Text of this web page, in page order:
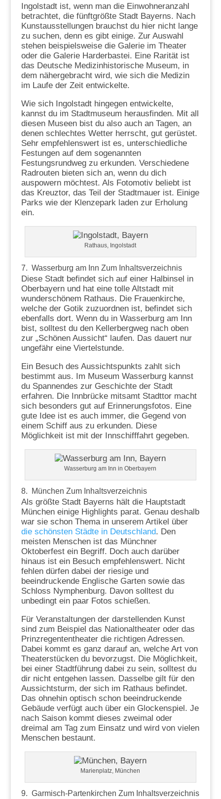
Ingolstadt ist, wenn man die Einwohneranzahl
betrachtet, die fünftgrößte Stadt Bayerns. Nach
Kunstausstellungen brauchst du hier nicht lange
zu suchen, denn es gibt einige. Zur Auswahl
stehen beispielsweise die Galerie im Theater
oder die Galerie Harderbastei. Eine Rarität ist
das Deutsche Medizinhistorische Museum, in
dem nähergebracht wird, wie sich die Medizin
im Laufe der Zeit entwickelte.
Wie sich Ingolstadt hingegen entwickelte,
kannst du im Stadtmuseum herausfinden. Mit all
diesen Museen bist du also auch an Tagen, an
denen schlechtes Wetter herrscht, gut gerüstet.
Sehr empfehlenswert ist es, unterschiedliche
Festungen auf dem sogenannten
Festungsrundweg zu erkunden. Verschiedene
Radrouten bieten sich an, wenn du dich
auspowern möchtest. Als Fotomotiv beliebt ist
das Kreuztor, das Teil der Stadtmauer ist. Einige
Parks wie der Klenzepark laden zur Erholung
ein.
Rathaus, Ingolstadt
7. Wasserburg am Inn Zum Inhaltsverzeichnis
Diese Stadt befindet sich auf einer Halbinsel in
Oberbayern und hat eine tolle Altstadt mit
wunderschönem Rathaus. Die Frauenkirche,
welche der Gotik zuzuordnen ist, befindet sich
ebenfalls dort. Wenn du in Wasserburg am Inn
bist, solltest du den Kellerbergweg nach oben
zur „Schönen Aussicht“ laufen. Das dauert nur
ungefähr eine Viertelstunde.
Ein Besuch des Aussichtspunkts zahlt sich
bestimmt aus. Im Museum Wasserburg kannst
du Spannendes zur Geschichte der Stadt
erfahren. Die Innbrücke mitsamt Stadttor macht
sich besonders gut auf Erinnerungsfotos. Eine
gute Idee ist es auch immer, die Gegend von
einem Schiff aus zu erkunden. Diese
Möglichkeit ist mit der Innschifffahrt gegeben.
Wasserburg am Inn in Oberbayern
8. München Zum Inhaltsverzeichnis
Als größte Stadt Bayerns hält die Hauptstadt
München einige Highlights parat. Genau deshalb
war sie schon Thema in unserem Artikel über
die schönsten Städte in Deutschland. Den
meisten Menschen ist das Münchner
Oktoberfest ein Begriff. Doch auch darüber
hinaus ist ein Besuch empfehlenswert. Nicht
fehlen dürfen dabei der riesige und
beeindruckende Englische Garten sowie das
Schloss Nymphenburg. Davon solltest du
unbedingt ein paar Fotos schießen.
Für Veranstaltungen der darstellenden Kunst
sind zum Beispiel das Nationaltheater oder das
Prinzregententheater die richtigen Adressen.
Dabei kommt es ganz darauf an, welche Art von
Theaterstücken du bevorzugst. Die Möglichkeit,
bei einer Stadtführung dabei zu sein, solltest du
dir nicht entgehen lassen. Dasselbe gilt für den
Aussichtsturm, der sich im Rathaus befindet.
Das ohnehin optisch schon beeindruckende
Gebäude verfügt auch über ein Glockenspiel. Je
nach Saison kommt dieses zweimal oder
dreimal am Tag zum Einsatz und wird von vielen
Menschen bestaunt.
Marienplatz, München
9. Garmisch-Partenkirchen Zum Inhaltsverzeichnis